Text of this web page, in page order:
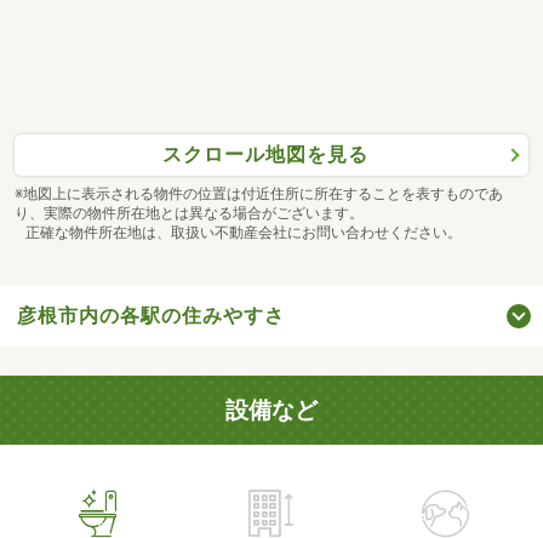
スクロール地図を見る
※地図上に表示される物件の位置は付近住所に所在することを表すものであ
り、実際の物件所在地とは異なる場合がございます。
正確な物件所在地は、取扱い不動産会社にお問い合わせください。
彦根市内の各駅の住みやすさ
設備など